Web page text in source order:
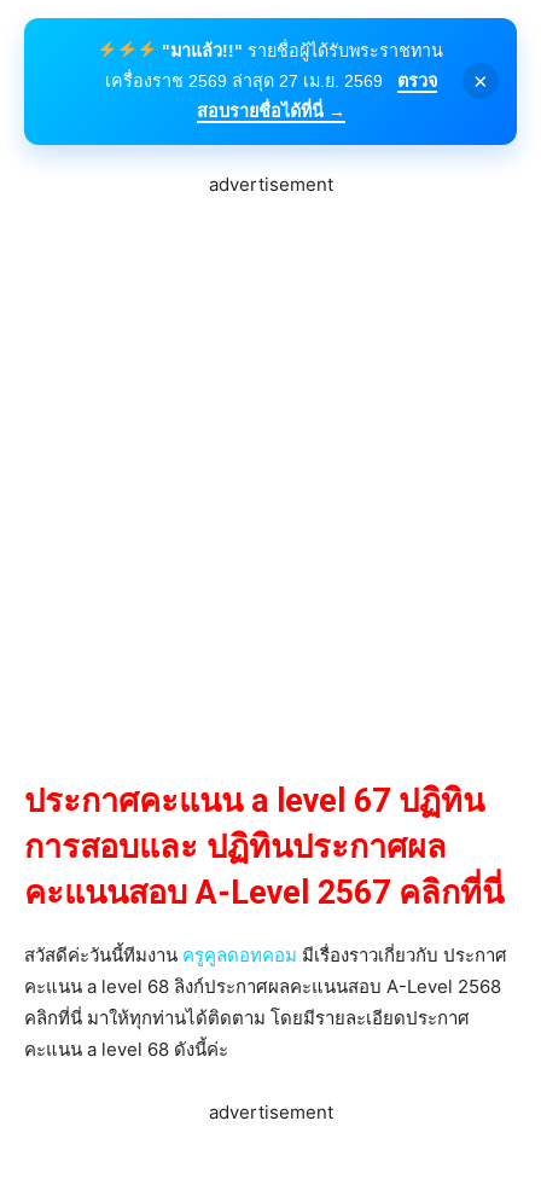
"มาแล้ว!!" รายชื่อผู้ได้รับพระราชทาน
เครื่องราช 2569 ล่าสุด 27 เม.ย. 2569
ตรวจ
สอบรายชื่อได้ที่นี่ →
×
advertisement
ประกาศคะแนน a level 67 ปฏิทิน
การสอบและ ปฏิทินประกาศผล
คะแนนสอบ A-Level 2567 คลิกที่นี่
สวัสดีค่ะวันนี้ทีมงาน ครูคูลดอทคอม มีเรื่องราวเกี่ยวกับ ประกาศ
คะแนน a level 68 ลิงก์ประกาศผลคะแนนสอบ A-Level 2568
คลิกที่นี่ มาให้ทุกท่านได้ติดตาม โดยมีรายละเอียดประกาศ
คะแนน a level 68 ดังนี้ค่ะ
advertisement